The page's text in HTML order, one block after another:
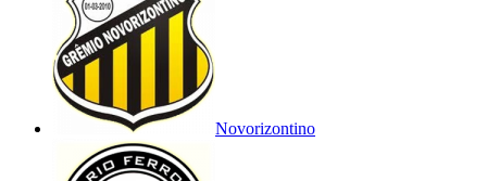
Novorizontino